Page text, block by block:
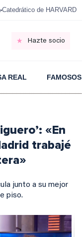
Catedrático de HARVARD
Hazte socio
REAL FAMOSOS
«En
trabajé
junto a su mejor
piso.